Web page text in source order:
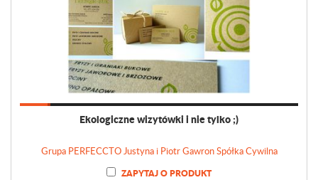
Ekologiczne wizytówki i nie tylko ;)
Grupa PERFECCTO Justyna i Piotr Gawron Spółka Cywilna
ZAPYTAJ O PRODUKT